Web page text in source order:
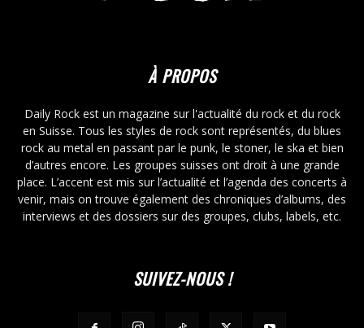
À PROPOS
Daily Rock est un magazine sur l'actualité du rock et du rock
en Suisse. Tous les styles de rock sont représentés, du blues
rock au metal en passant par le punk, le stoner, le ska et bien
d’autres encore. Les groupes suisses ont droit à une grande
place. L’accent est mis sur l’actualité et l’agenda des concerts à
venir, mais on trouve également des chroniques d’albums, des
interviews et des dossiers sur des groupes, clubs, labels, etc.
SUIVEZ-NOUS !